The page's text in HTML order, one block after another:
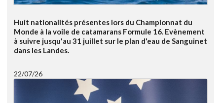
Huit nationalités présentes lors du Championnat du
Monde à la voile de catamarans Formule 16. Evènement
à suivre jusqu'au 31 juillet sur le plan d'eau de Sanguinet
dans les Landes.
22/07/26